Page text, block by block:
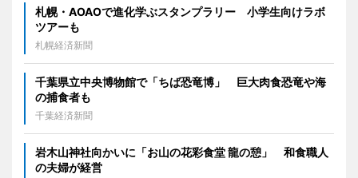
札幌・AOAOで進化学ぶスタンプラリー 小学生向けラボ
ツアーも
札幌経済新聞
千葉県立中央博物館で「ちば恐竜博」 巨大肉食恐竜や海
の捕食者も
千葉経済新聞
岩木山神社向かいに「お山の花彩食堂 龍の憩」 和食職人
の夫婦が経営